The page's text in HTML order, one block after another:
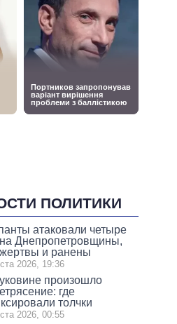
ПОЛИТИКИ
атаковали четыре
Днепропетровщины,
жертвы и ранены
2026, 19:36
произошло
где
толчки
2026, 00:55